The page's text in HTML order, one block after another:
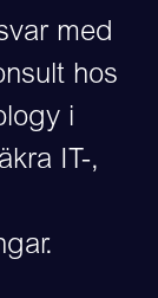
med
hos
i
IT-,